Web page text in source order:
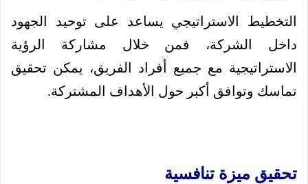
التخطيط الاستراتيجي يساعد على توحيد الجهود
داخل الشركة، فمن خلال مشاركة الرؤية
الاستراتيجية مع جميع أفراد الفريق، يمكن تحقيق
تماسك وتوافق أكبر حول الأهداف المشتركة.
تحقيق ميزة تنافسية